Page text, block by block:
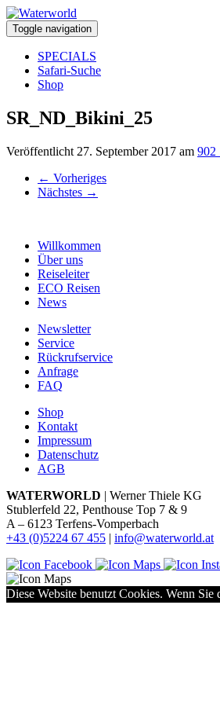
Toggle navigation
SPECIALS
Safari-Suche
Shop
SR_ND_Bikini_25
Veröffentlicht 27. September 2017 am 902
← Vorheriges
Nächstes →
Willkommen
Über uns
Reiseleiter
ECO Reisen
News
Newsletter
Service
Rückrufservice
Anfrage
FAQ
Shop
Kontakt
Impressum
Datenschutz
AGB
WATERWORLD | Werner Thiele KG
Stublerfeld 22, Penthouse Top 7 & 9
A – 6123 Terfens-Vomperbach
+43 (0)5224 67 455 | info@waterworld.at
Diese Website benutzt Cookies. Wenn